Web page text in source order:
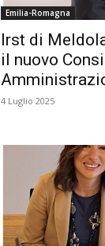
Emilia-Romagna
Irst di
il nuovo
4 Luglio 2025